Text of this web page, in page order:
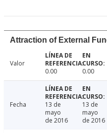
Attraction of External
Valor
0.00
0.00
Fecha
13 de
mayo
de 2016
13 de
mayo
de 2016